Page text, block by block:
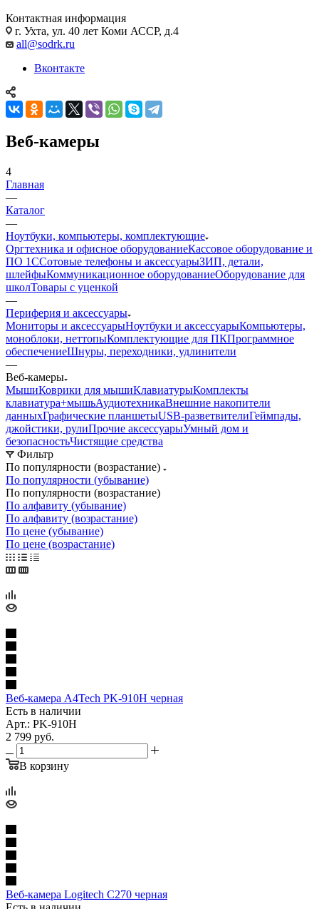
Контактная информация
г. Ухта, ул. 40 лет Коми АССР, д.4
all@sodrk.ru
Вконтакте
Веб-камеры
4
Главная
—
Каталог
—
Ноутбуки, компьютеры, комплектующие
Оргтехника и офисное оборудованиеКассовое оборудование и
ПО 1ССотовые телефоны и аксессуарыЗИП, детали,
шлейфыКоммуникационное оборудованиеОборудование для
школТовары с уценкой
—
Периферия и аксессуары
Мониторы и аксессуарыНоутбуки и аксессуарыКомпьютеры,
моноблоки, неттопыКомплектующие для ПКПрограммное
обеспечениеШнуры, переходники, удлинители
—
Веб-камеры
МышиКоврики для мышиКлавиатурыКомплекты
клавиатура+мышьАудиотехникаВнешние накопители
данныхГрафические планшетыUSB-разветвителиГеймпады,
джойстики, рулиПрочие аксессуарыУмный дом и
безопасностьЧистящие средства
Фильтр
По популярности (возрастание)
По популярности (убывание)
По популярности (возрастание)
По алфавиту (убывание)
По алфавиту (возрастание)
По цене (убывание)
По цене (возрастание)
Веб-камера A4Tech PK-910H черная
Есть в наличии
Арт.: PK-910H
2 799 руб.
В корзину
Веб-камера Logitech C270 черная